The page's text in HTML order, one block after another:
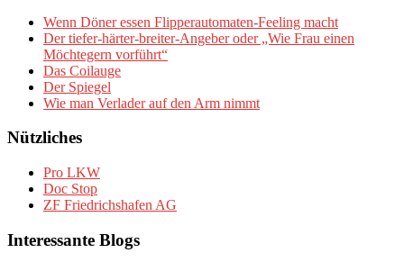
Wenn Döner essen Flipperautomaten-Feeling macht
Der tiefer-härter-breiter-Angeber oder „Wie Frau einen
Möchtegern vorführt“
Das Coilauge
Der Spiegel
Wie man Verlader auf den Arm nimmt
Nützliches
Pro LKW
Doc Stop
ZF Friedrichshafen AG
Interessante Blogs